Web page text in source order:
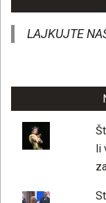
LAJKUJTE
li